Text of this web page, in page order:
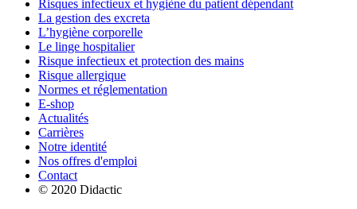
Risques infectieux et hygiène du patient dépendant
La gestion des excreta
L’hygiène corporelle
Le linge hospitalier
Risque infectieux et protection des mains
Risque allergique
Normes et réglementation
E-shop
Actualités
Carrières
Notre identité
Nos offres d'emploi
Contact
© 2020 Didactic